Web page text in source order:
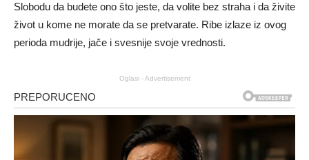
Slobodu da budete ono što jeste, da volite bez straha i da živite
život u kome ne morate da se pretvarate. Ribe izlaze iz ovog
perioda mudrije, jače i svesnije svoje vrednosti.
Oglasi - Advertisement